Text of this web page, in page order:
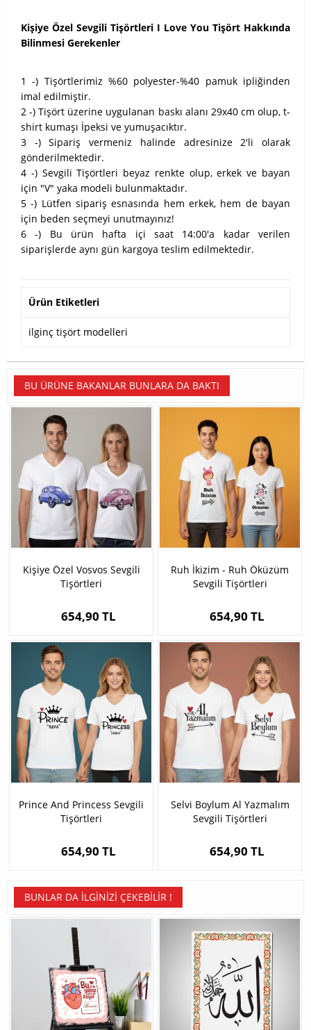
Kişiye Özel Sevgili Tişörtleri I Love You Tişört Hakkında
Bilinmesi Gerekenler
1 -) Tişörtlerimiz %60 polyester-%40 pamuk ipliğinden
imal edilmiştir.
2 -) Tişört üzerine uygulanan baskı alanı 29x40 cm olup, t-
shirt kumaşı İpeksi ve yumuşacıktır.
3 -) Sipariş vermeniz halinde adresinize 2'li olarak
gönderilmektedir.
4 -) Sevgili Tişörtleri beyaz renkte olup, erkek ve bayan
için "V" yaka modeli bulunmaktadır.
5 -) Lütfen sipariş esnasında hem erkek, hem de bayan
için beden seçmeyi unutmayınız!
6 -) Bu ürün hafta içi saat 14:00'a kadar verilen
siparişlerde aynı gün kargoya teslim edilmektedir.
Ürün Etiketleri
ilginç tişört modelleri
BU ÜRÜNE BAKANLAR BUNLARA DA BAKTI
Kişiye Özel Vosvos Sevgili
Tişörtleri
654,90 TL
Ruh İkizim - Ruh Öküzüm
Sevgili Tişörtleri
654,90 TL
Prince And Princess Sevgili
Tişörtleri
654,90 TL
Selvi Boylum Al Yazmalım
Sevgili Tişörtleri
654,90 TL
BUNLAR DA İLGINIZI ÇEKEBILIR !